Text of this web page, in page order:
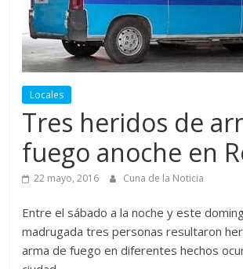
Locales
Tres heridos de
fuego anoche en
22 mayo, 2016 Cuna de la Noticia
Entre el sábado a la noche y este
madrugada tres personas resultaron
arma de fuego en diferentes hechos